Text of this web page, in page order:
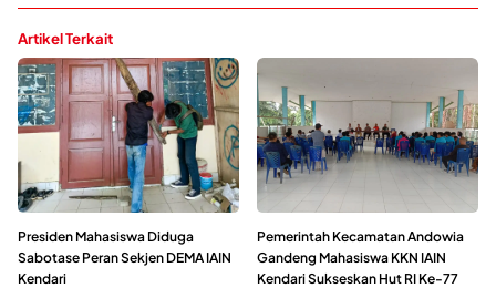
Artikel Terkait
Presiden Mahasiswa Diduga
Sabotase Peran Sekjen DEMA IAIN
Kendari
Pemerintah Kecamatan Andowia
Gandeng Mahasiswa KKN IAIN
Kendari Sukseskan Hut RI Ke-77